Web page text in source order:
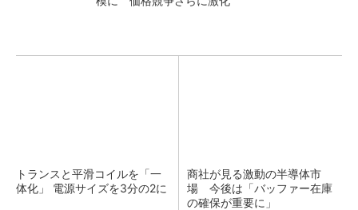
トランスと平滑コイルを「一
体化」 電源サイズを3分の2に
商社が見る激動の半導体市
場 今後は「バッファー在庫
の確保が重要に」